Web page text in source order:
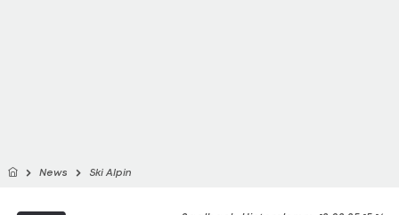
News Ski Alpin